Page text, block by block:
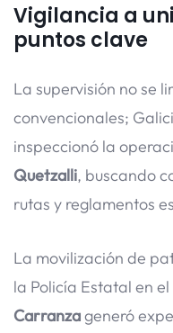
Vigilancia a
puntos clave
La supervisión no se
convencionales;
inspeccionó la
Quetzalli, buscando
rutas y reglamentos
La movilización de
la Policía Estatal en
Carranzageneró